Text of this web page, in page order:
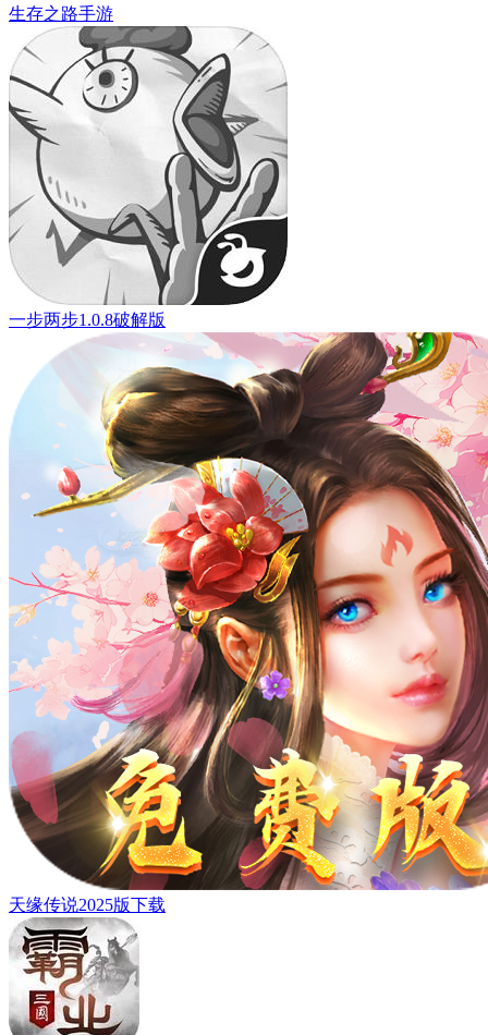
生存之路手游
一步两步1.0.8破解版
天缘传说2025版下载